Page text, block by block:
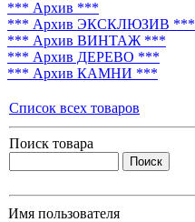
*** Архив ***
*** Архив ЭКСКЛЮЗИВ ***
*** Архив ВИНТАЖ ***
*** Архив ДЕРЕВО ***
*** Архив КАМНИ ***
Список всех товаров
Поиск товара
Имя пользователя